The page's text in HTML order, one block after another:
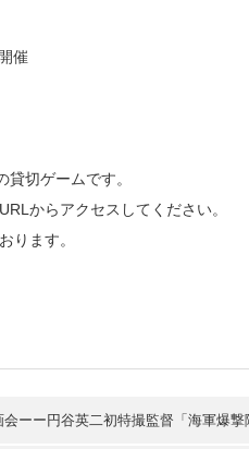
催
切ゲームです。
からアクセスしてください。
ります。
ーー円谷英二初特撮監督「海軍爆撃